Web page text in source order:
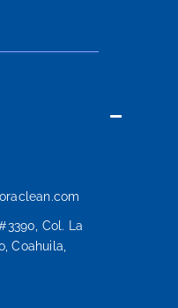
Col. La
Coahuila,